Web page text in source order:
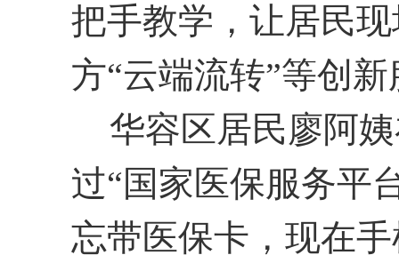
把手教学，让居民
方“云端流转”等创新
华容区居民廖阿
过“国家医保服务平
忘带医保卡，现在